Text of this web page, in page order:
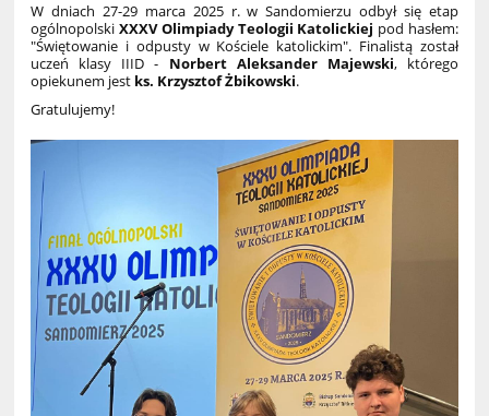
W dniach 27-29 marca 2025 r. w Sandomierzu odbył się etap
ogólnopolskiXXXV Olimpiady Teologii Katolickiej pod hasłem:
"Świętowanie i odpusty w Kościele katolickim". Finalistą został
uczeń klasy IIID - Norbert Aleksander Majewski, którego
opiekunem jest ks. Krzysztof Żbikowski.
Gratulujemy!